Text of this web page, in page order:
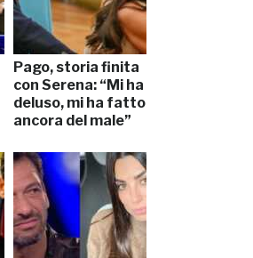
Pago, storia finita
con Serena: “Mi ha
deluso, mi ha fatto
ancora del male”